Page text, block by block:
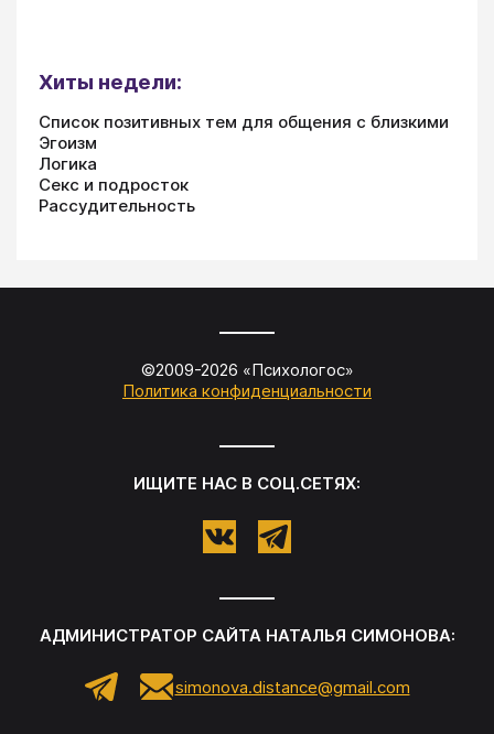
Хиты недели:
Список позитивных тем для общения с близкими
Эгоизм
Логика
Секс и подросток
Рассудительность
©2009-2026 «Психологос»
Политика конфиденциальности
ИЩИТЕ НАС В СОЦ.СЕТЯХ:
АДМИНИСТРАТОР САЙТА НАТАЛЬЯ СИМОНОВА:
simonova.distance@gmail.com